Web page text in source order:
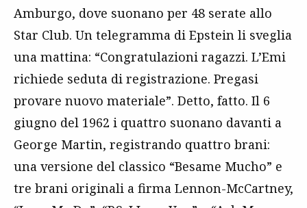
Amburgo, dove suonano per 48 serate allo
Star Club. Un telegramma di Epstein li sveglia
una mattina: “Congratulazioni ragazzi. L’Emi
richiede seduta di registrazione. Pregasi
provare nuovo materiale”. Detto, fatto. Il 6
giugno del 1962 i quattro suonano davanti a
George Martin, registrando quattro brani:
una versione del classico “Besame Mucho” e
tre brani originali a firma Lennon-McCartney,